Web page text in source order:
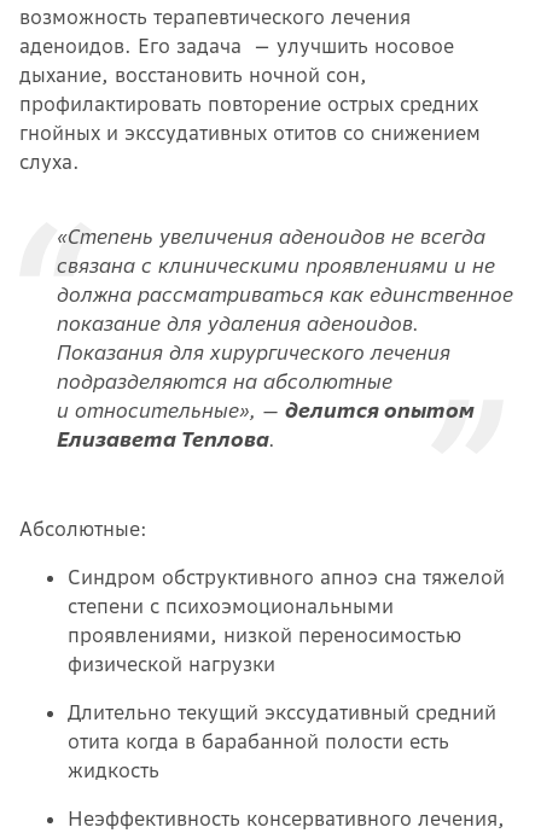
возможность терапевтического лечения
аденоидов. Его задача — улучшить носовое
дыхание, восстановить ночной сон,
профилактировать повторение острых средних
гнойных и экссудативных отитов со снижением
слуха.
«Степень увеличения аденоидов не всегда
связана с клиническими проявлениями и не
должна рассматриваться как единственное
показание для удаления аденоидов.
Показания для хирургического лечения
подразделяются на абсолютные
и относительные», — делится опытом
Елизавета Теплова.
Абсолютные:
Синдром обструктивного апноэ сна тяжелой
степени с психоэмоциональными
проявлениями, низкой переносимостью
физической нагрузки
Длительно текущий экссудативный средний
отита когда в барабанной полости есть
жидкость
Неэффективность консервативного лечения,